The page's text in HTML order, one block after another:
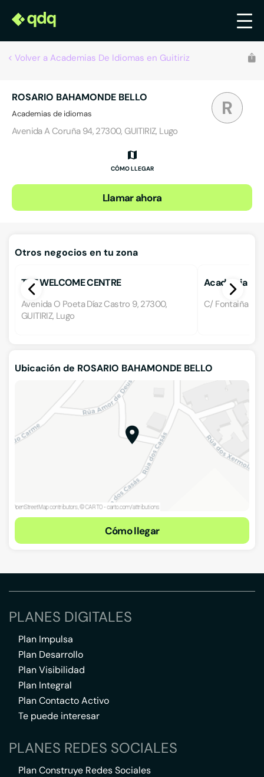
Volver a Academias De Idiomas en Guitiriz
R
ROSARIO BAHAMONDE BELLO
Academias de idiomas
Avenida A Coruña 94, 27300, GUITIRIZ, Lugo
CÓMO LLEGAR
Llamar ahora
Otros negocios en tu zona
THE WELCOME CENTRE
Avenida O Poeta Díaz Castro 9, 27300,
GUITIRIZ, Lugo
Academia
C/ Fontaiña 23
Ubicación de ROSARIO BAHAMONDE BELLO
Cómo llegar
PLANES DIGITALES
Plan Impulsa
Plan Desarrollo
Plan Visibilidad
Plan Integral
Plan Contacto Activo
Te puede interesar
PLANES REDES SOCIALES
Plan Construye Redes Sociales